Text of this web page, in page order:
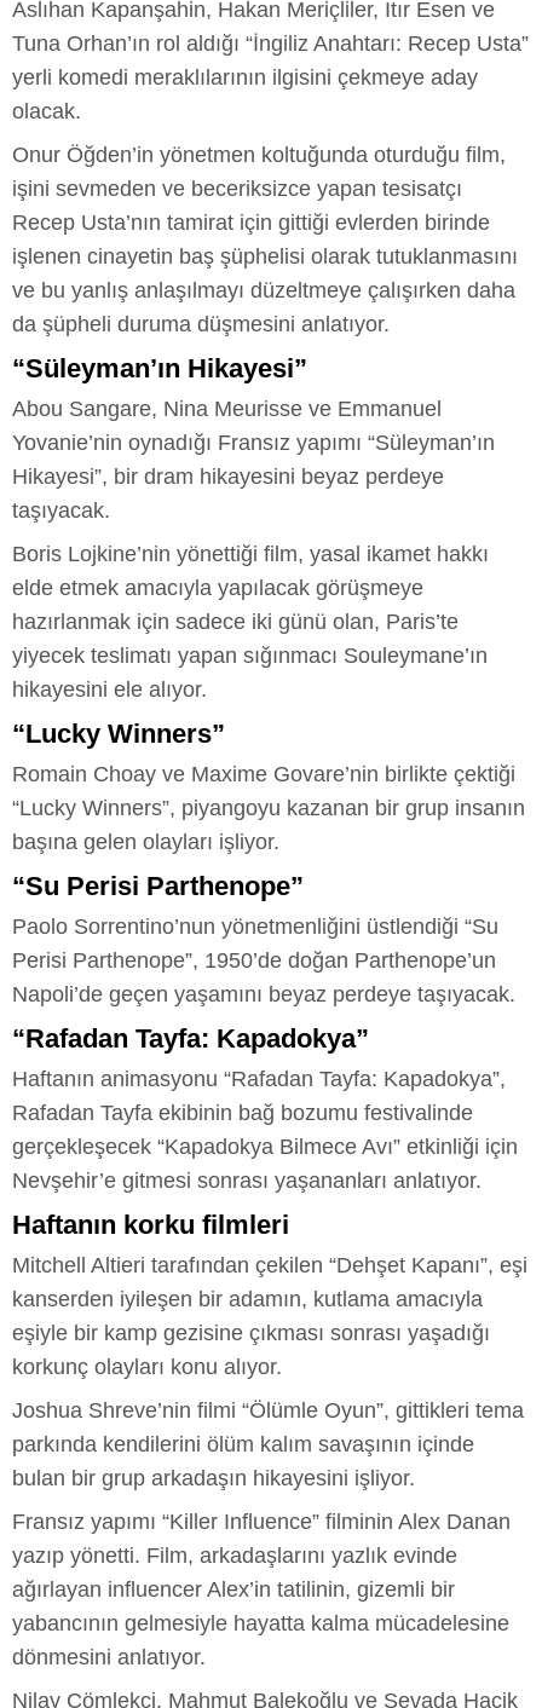
Aslıhan Kapanşahin, Hakan Meriçliler, Itır Esen ve
Tuna Orhan’ın rol aldığı “İngiliz Anahtarı: Recep Usta”
yerli komedi meraklılarının ilgisini çekmeye aday
olacak.
Onur Öğden’in yönetmen koltuğunda oturduğu film,
işini sevmeden ve beceriksizce yapan tesisatçı
Recep Usta’nın tamirat için gittiği evlerden birinde
işlenen cinayetin baş şüphelisi olarak tutuklanmasını
ve bu yanlış anlaşılmayı düzeltmeye çalışırken daha
da şüpheli duruma düşmesini anlatıyor.
“Süleyman’ın Hikayesi”
Abou Sangare, Nina Meurisse ve Emmanuel
Yovanie’nin oynadığı Fransız yapımı “Süleyman’ın
Hikayesi”, bir dram hikayesini beyaz perdeye
taşıyacak.
Boris Lojkine’nin yönettiği film, yasal ikamet hakkı
elde etmek amacıyla yapılacak görüşmeye
hazırlanmak için sadece iki günü olan, Paris’te
yiyecek teslimatı yapan sığınmacı Souleymane’ın
hikayesini ele alıyor.
“Lucky Winners”
Romain Choay ve Maxime Govare’nin birlikte çektiği
“Lucky Winners”, piyangoyu kazanan bir grup insanın
başına gelen olayları işliyor.
“Su Perisi Parthenope”
Paolo Sorrentino’nun yönetmenliğini üstlendiği “Su
Perisi Parthenope”, 1950’de doğan Parthenope’un
Napoli’de geçen yaşamını beyaz perdeye taşıyacak.
“Rafadan Tayfa: Kapadokya”
Haftanın animasyonu “Rafadan Tayfa: Kapadokya”,
Rafadan Tayfa ekibinin bağ bozumu festivalinde
gerçekleşecek “Kapadokya Bilmece Avı” etkinliği için
Nevşehir’e gitmesi sonrası yaşananları anlatıyor.
Haftanın korku filmleri
Mitchell Altieri tarafından çekilen “Dehşet Kapanı”, eşi
kanserden iyileşen bir adamın, kutlama amacıyla
eşiyle bir kamp gezisine çıkması sonrası yaşadığı
korkunç olayları konu alıyor.
Joshua Shreve’nin filmi “Ölümle Oyun”, gittikleri tema
parkında kendilerini ölüm kalım savaşının içinde
bulan bir grup arkadaşın hikayesini işliyor.
Fransız yapımı “Killer Influence” filminin Alex Danan
yazıp yönetti. Film, arkadaşlarını yazlık evinde
ağırlayan influencer Alex’in tatilinin, gizemli bir
yabancının gelmesiyle hayatta kalma mücadelesine
dönmesini anlatıyor.
Nilay Çömlekçi, Mahmut Balekoğlu ve Sevada Haçik